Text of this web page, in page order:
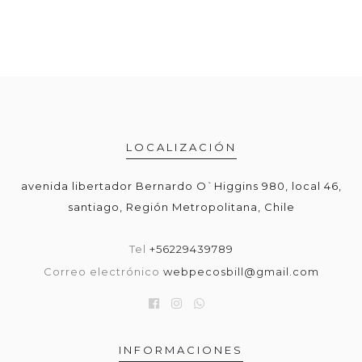
LOCALIZACIÓN
avenida libertador Bernardo O`Higgins 980, local 46,
santiago, Región Metropolitana, Chile
Tel +56229439789
Correo electrónico webpecosbill@gmail.com
INFORMACIONES